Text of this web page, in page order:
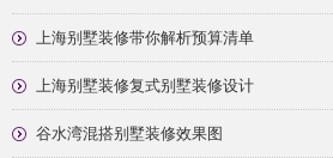
简约别墅装修效果图大全
上海别墅装修带你解析预算清单
上海别墅装修复式别墅装修设计
谷水湾混搭别墅装修效果图